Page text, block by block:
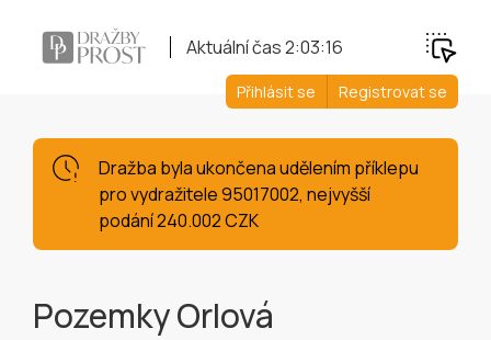
Aktuální čas2:03:17
Přihlásit se Registrovat se
Dražba byla ukončena udělením příklepu
pro vydražitele 95017002, nejvyšší
podání 240.002 CZK
Pozemky Orlová